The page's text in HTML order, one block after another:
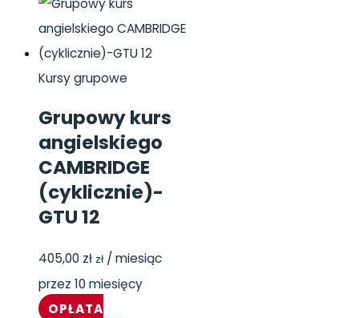
Kursy grupowe
Grupowy kurs
angielskiego
CAMBRIDGE
(cyklicznie)-
GTU 12
405,00 zł zł / miesiąc
przez 10 miesięcy
OPŁATA